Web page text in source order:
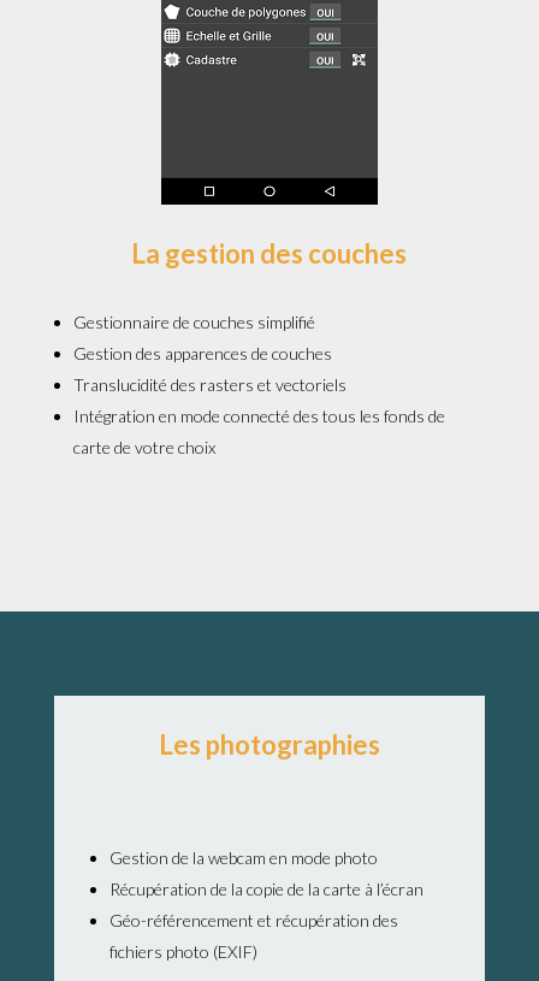
La gestion des couches
Gestionnaire de couches simplifié
Gestion des apparences de couches
Translucidité des rasters et vectoriels
Intégration en mode connecté des tous les fonds de
carte de votre choix
Les photographies
Gestion de la webcam en mode photo
Récupération de la copie de la carte à l’écran
Géo-référencement et récupération des
fichiers photo (EXIF)